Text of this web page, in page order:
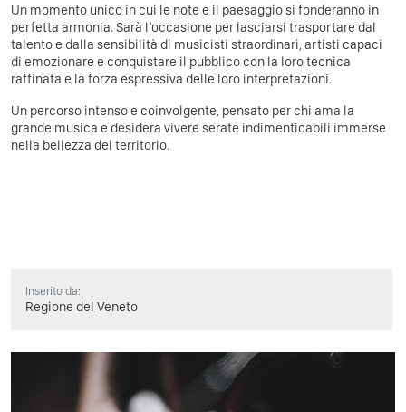
Un momento unico in cui le note e il paesaggio si fonderanno in
perfetta armonia. Sarà l’occasione per lasciarsi trasportare dal
talento e dalla sensibilità di musicisti straordinari, artisti capaci
di emozionare e conquistare il pubblico con la loro tecnica
raffinata e la forza espressiva delle loro interpretazioni.
Un percorso intenso e coinvolgente, pensato per chi ama la
grande musica e desidera vivere serate indimenticabili immerse
nella bellezza del territorio.
Inserito da:
Regione del Veneto